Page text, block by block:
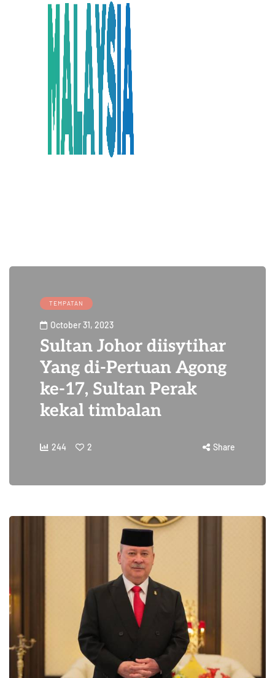
TEMPATAN
October 31, 2023
Sultan Johor diisytihar
Yang di-Pertuan Agong
ke-17, Sultan Perak
kekal timbalan
244 2 Share